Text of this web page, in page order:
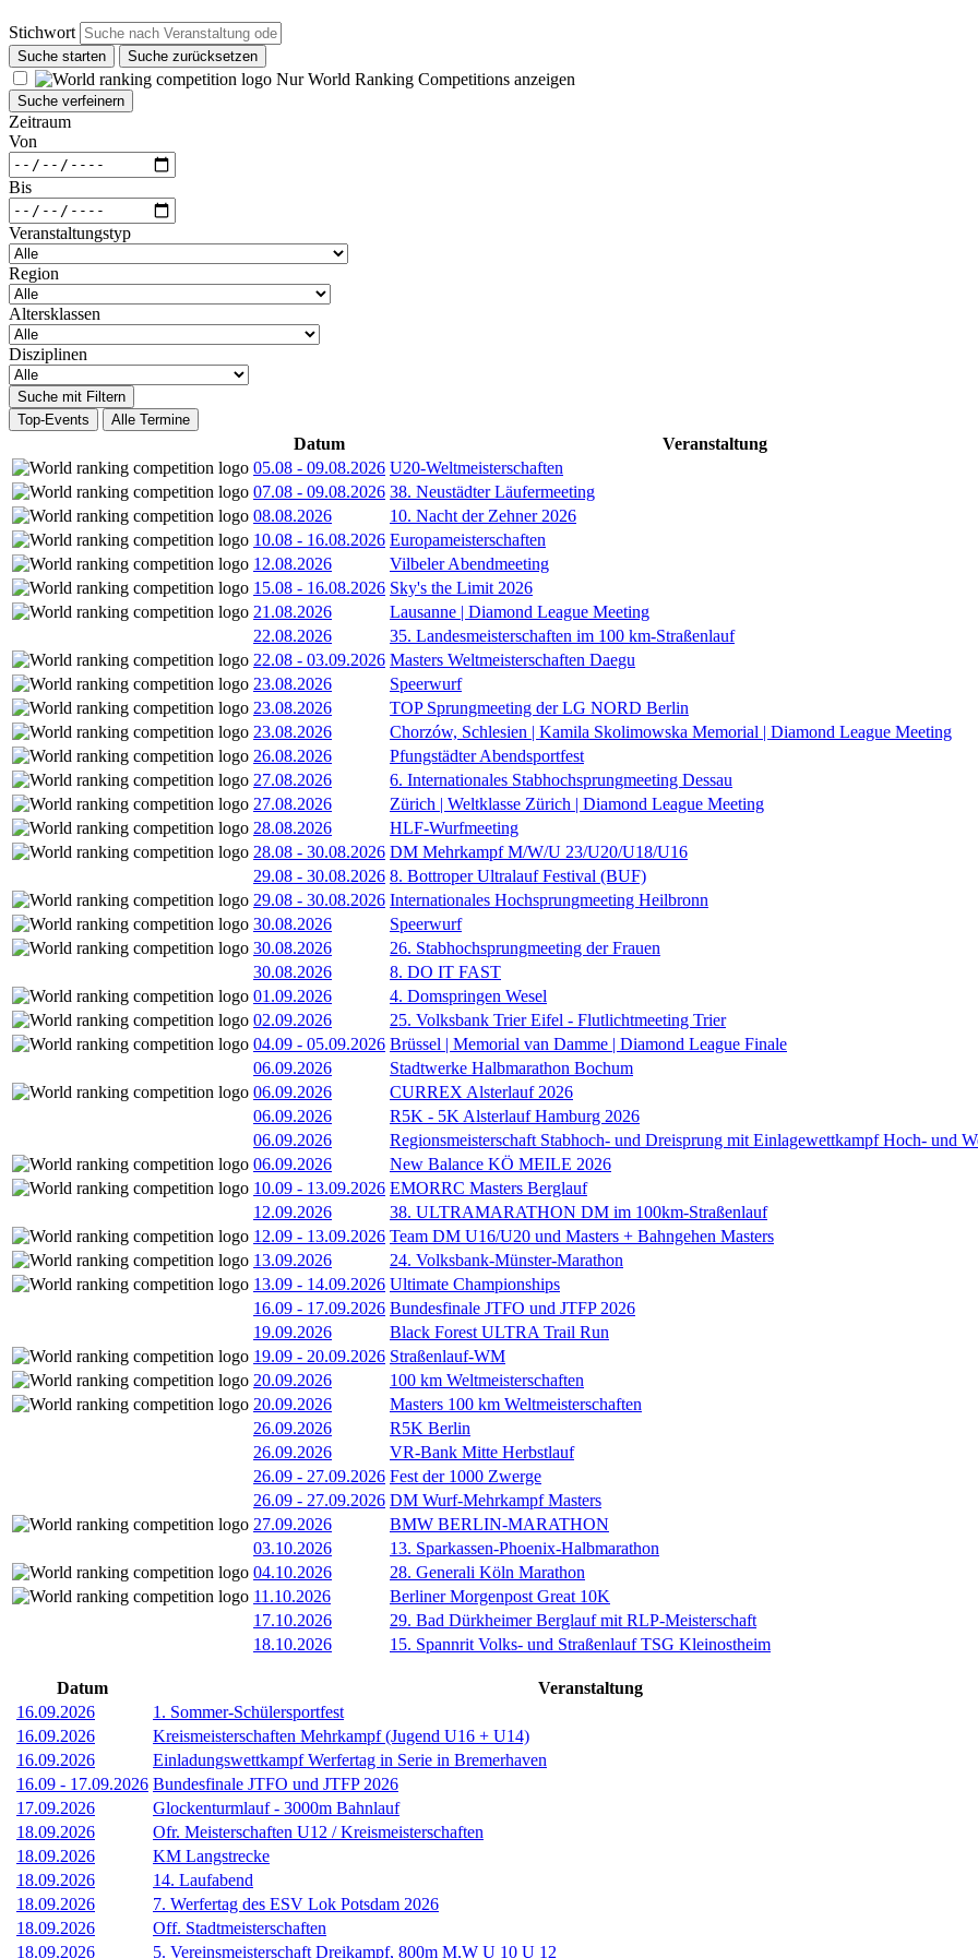
Stichwort
Suche starten Suche zurücksetzen
Nur World Ranking Competitions anzeigen
Suche verfeinern
Zeitraum
Von
Bis
Veranstaltungstyp
Region
Altersklassen
Disziplinen
Suche mit Filtern
Top-Events
Alle Termine
Datum Veranstaltung
05.08 - 09.08.2026 U20-Weltmeisterschaften
07.08 - 09.08.2026 38. Neustädter Läufermeeting
08.08.2026
10. Nacht der Zehner 2026
10.08 - 16.08.2026 Europameisterschaften
12.08.2026
Vilbeler Abendmeeting
15.08 - 16.08.2026 Sky's the Limit 2026
21.08.2026
Lausanne | Diamond League Meeting
22.08.2026
35. Landesmeisterschaften im 100 km-Straßenlauf
22.08 - 03.09.2026 Masters Weltmeisterschaften Daegu
23.08.2026
Speerwurf
23.08.2026
TOP Sprungmeeting der LG NORD Berlin
23.08.2026
Chorzów, Schlesien | Kamila Skolimowska Memorial | Diamond League Meeting
26.08.2026
Pfungstädter Abendsportfest
27.08.2026
6. Internationales Stabhochsprungmeeting Dessau
27.08.2026
Zürich | Weltklasse Zürich | Diamond League Meeting
28.08.2026
HLF-Wurfmeeting
28.08 - 30.08.2026 DM Mehrkampf M/W/U 23/U20/U18/U16
29.08 - 30.08.2026 8. Bottroper Ultralauf Festival (BUF)
29.08 - 30.08.2026 Internationales Hochsprungmeeting Heilbronn
30.08.2026
Speerwurf
30.08.2026
26. Stabhochsprungmeeting der Frauen
30.08.2026
8. DO IT FAST
01.09.2026
4. Domspringen Wesel
02.09.2026
25. Volksbank Trier Eifel - Flutlichtmeeting Trier
04.09 - 05.09.2026 Brüssel | Memorial van Damme | Diamond League Finale
06.09.2026
Stadtwerke Halbmarathon Bochum
06.09.2026
CURREX Alsterlauf 2026
06.09.2026
R5K - 5K Alsterlauf Hamburg 2026
06.09.2026
Regionsmeisterschaft Stabhoch- und Dreisprung mit Einlagewettkampf Hoch- und
06.09.2026
New Balance KÖ MEILE 2026
10.09 - 13.09.2026 EMORRC Masters Berglauf
12.09.2026
38. ULTRAMARATHON DM im 100km-Straßenlauf
12.09 - 13.09.2026 Team DM U16/U20 und Masters + Bahngehen Masters
13.09.2026
24. Volksbank-Münster-Marathon
13.09 - 14.09.2026 Ultimate Championships
16.09 - 17.09.2026 Bundesfinale JTFO und JTFP 2026
19.09.2026
Black Forest ULTRA Trail Run
19.09 - 20.09.2026 Straßenlauf-WM
20.09.2026
100 km Weltmeisterschaften
20.09.2026
Masters 100 km Weltmeisterschaften
26.09.2026
R5K Berlin
26.09.2026
VR-Bank Mitte Herbstlauf
26.09 - 27.09.2026 Fest der 1000 Zwerge
26.09 - 27.09.2026 DM Wurf-Mehrkampf Masters
27.09.2026
BMW BERLIN-MARATHON
03.10.2026
13. Sparkassen-Phoenix-Halbmarathon
04.10.2026
28. Generali Köln Marathon
11.10.2026
Berliner Morgenpost Great 10K
17.10.2026
29. Bad Dürkheimer Berglauf mit RLP-Meisterschaft
18.10.2026
15. Spannrit Volks- und Straßenlauf TSG Kleinostheim
Datum Veranstaltung
16.09.2026
1. Sommer-Schülersportfest
16.09.2026
Kreismeisterschaften Mehrkampf (Jugend U16 + U14)
16.09.2026
Einladungswettkampf Werfertag in Serie in Bremerhaven
16.09 - 17.09.2026 Bundesfinale JTFO und JTFP 2026
17.09.2026
Glockenturmlauf - 3000m Bahnlauf
18.09.2026
Ofr. Meisterschaften U12 / Kreismeisterschaften
18.09.2026
KM Langstrecke
18.09.2026
14. Laufabend
18.09.2026
7. Werfertag des ESV Lok Potsdam 2026
18.09.2026
Off. Stadtmeisterschaften
18.09.2026
5. Vereinsmeisterschaft Dreikampf, 800m M,W U 10 U 12